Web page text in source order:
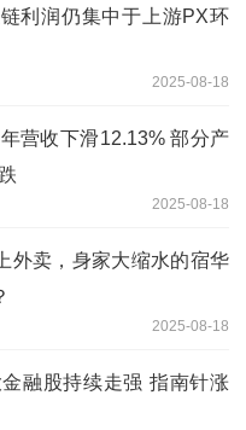
利润仍集中于上游PX环
2025-08-18
营收下滑12.13% 部分产
2025-08-18
外卖，身家大缩水的宿华
2025-08-18
融股持续走强 指南针涨